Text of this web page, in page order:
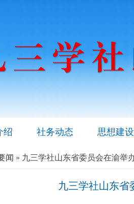
绍 社务动态 思想建设
闻 » 九三学社山东省委员会在渝举
九三学社山东省